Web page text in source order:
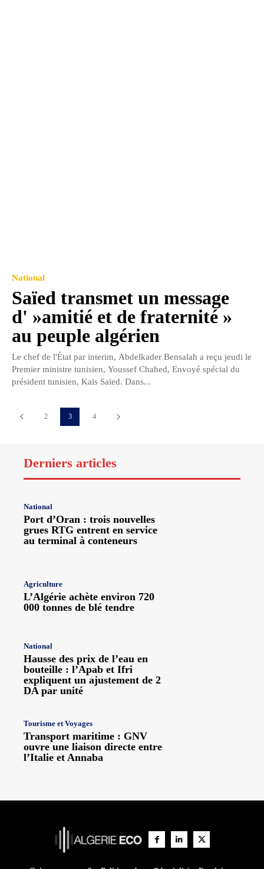
National
Saïed transmet un message
d' »amitié et de fraternité »
au peuple algérien
Le chef de l'État par interim, Abdelkader Bensalah a reçu jeudi le
Premier ministre tunisien, Youssef Chahed, Envoyé spécial du
président tunisien, Kaïs Saïed. Dans...
2 3 4
Derniers articles
National
Port d’Oran : trois nouvelles
grues RTG entrent en service
au terminal à conteneurs
Agriculture
L’Algérie achète environ 720
000 tonnes de blé tendre
National
Hausse des prix de l’eau en
bouteille : l’Apab et Ifri
expliquent un ajustement de 2
DA par unité
Tourisme et Voyages
Transport maritime : GNV
ouvre une liaison directe entre
l’Italie et Annaba